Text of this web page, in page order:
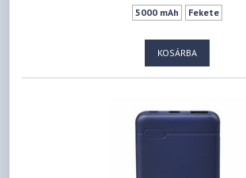
5000 mAh Fekete
KOSÁRBA